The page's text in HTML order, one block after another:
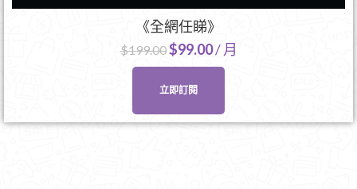
《全網任睇》
$199.00$99.00/ 月
立即訂閱